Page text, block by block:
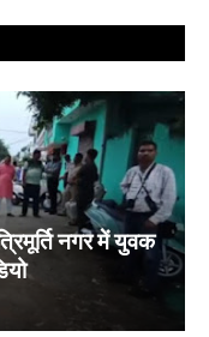
नगर में युवक